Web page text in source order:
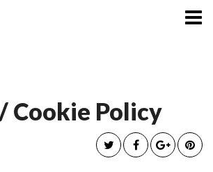
Cookie Policy